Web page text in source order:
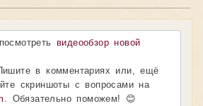
видеообзор новой
в комментариях или, ещё
скриншоты с вопросами на
. Обязательно поможем! 😊